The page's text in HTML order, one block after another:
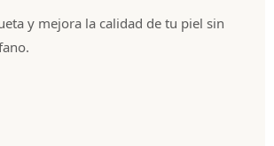
y mejora la calidad de tu piel sin